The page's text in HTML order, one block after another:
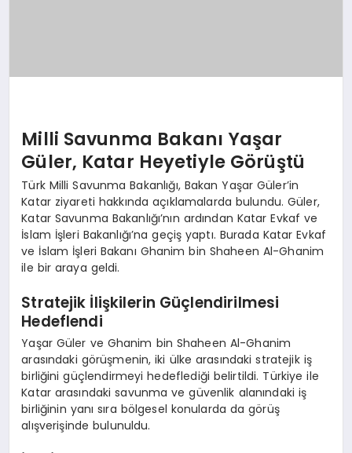
Milli Savunma Bakanı Yaşar
Güler, Katar Heyetiyle Görüştü
Türk Milli Savunma Bakanlığı, Bakan Yaşar Güler’in
Katar ziyareti hakkında açıklamalarda bulundu. Güler,
Katar Savunma Bakanlığı’nın ardından Katar Evkaf ve
İslam İşleri Bakanlığı’na geçiş yaptı. Burada Katar Evkaf
ve İslam İşleri Bakanı Ghanim bin Shaheen Al-Ghanim
ile bir araya geldi.
Stratejik İlişkilerin Güçlendirilmesi
Hedeflendi
Yaşar Güler ve Ghanim bin Shaheen Al-Ghanim
arasındaki görüşmenin, iki ülke arasındaki stratejik iş
birliğini güçlendirmeyi hedeflediği belirtildi. Türkiye ile
Katar arasındaki savunma ve güvenlik alanındaki iş
birliğinin yanı sıra bölgesel konularda da görüş
alışverişinde bulunuldu.